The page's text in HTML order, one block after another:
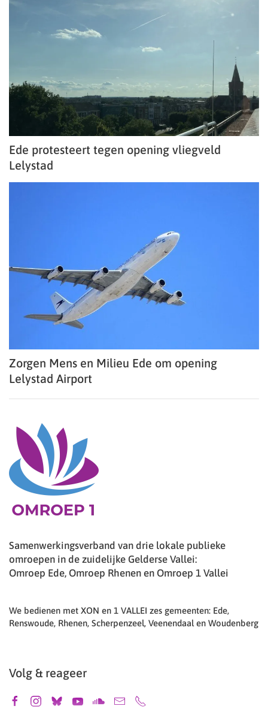
Ede protesteert tegen opening vliegveld
Lelystad
Zorgen Mens en Milieu Ede om opening
Lelystad Airport
Samenwerkingsverband van drie lokale publieke
omroepen in de zuidelijke Gelderse Vallei:
Omroep Ede, Omroep Rhenen en Omroep 1 Vallei
We bedienen met XON en 1 VALLEI zes gemeenten: Ede,
Renswoude, Rhenen, Scherpenzeel, Veenendaal en Woudenberg
Volg & reageer